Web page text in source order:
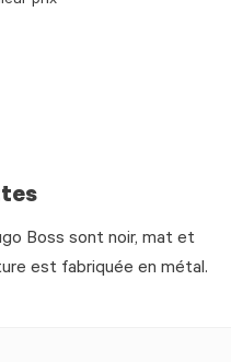
Boss sont noir, mat et
est fabriquée en métal.